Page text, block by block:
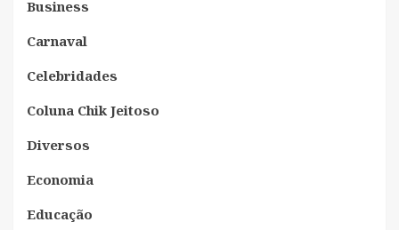
Business
Carnaval
Celebridades
Coluna Chik Jeitoso
Diversos
Economia
Educação